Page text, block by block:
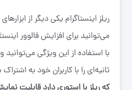
ریلز اینستاگرام یکی دیگر از
می‌توانید برای افزایش فالوور
ثانیه‌ای را با کاربران خود به اشتراک